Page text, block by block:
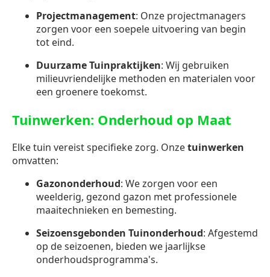
Projectmanagement: Onze projectmanagers
zorgen voor een soepele uitvoering van begin
tot eind.
Duurzame Tuinpraktijken: Wij gebruiken
milieuvriendelijke methoden en materialen voor
een groenere toekomst.
Tuinwerken: Onderhoud op Maat
Elke tuin vereist specifieke zorg. Onzetuinwerken
omvatten:
Gazononderhoud: We zorgen voor een
weelderig, gezond gazon met professionele
maaitechnieken en bemesting.
Seizoensgebonden Tuinonderhoud: Afgestemd
op de seizoenen, bieden we jaarlijkse
onderhoudsprogramma's.